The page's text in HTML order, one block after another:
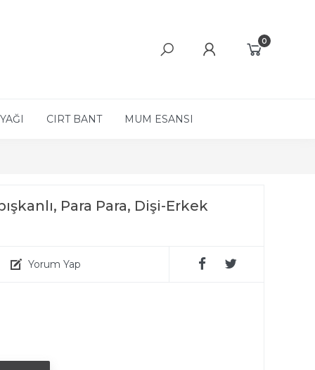
0
CIRT BANT MUM ESANSI
Para Para, Dişi-Erkek
Yorum Yap